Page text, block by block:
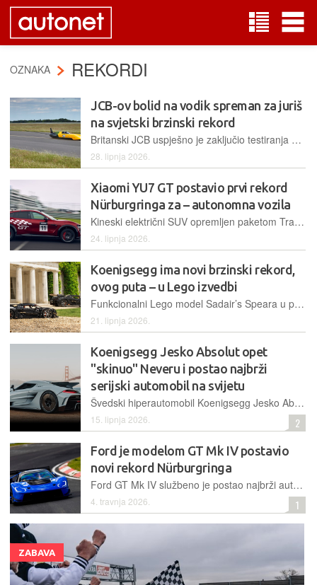
OZNAKA REKORDI
JCB-ov bolid na vodik spreman za juriš
na svjetski brzinski rekord
Britanski JCB uspješno je zaključio testiranja vodikovog bolida Hydromax u Ujedinjenom Kraljevstvu te time osigurao ključne podatke prije pokušaja obaranja rekorda za vozila na tlu
28. lipnja 2026.
Xiaomi YU7 GT postavio prvi rekord
Nürburgringa za – autonomna vozila
Kineski električni SUV opremljen paketom Track Package uspješno je prešao zahtjevni krug od 20,8 kilometara u vremenu od 10:29,483 minuta, ostvarivši prvi službeni krug bez vozača u povijesti
24. lipnja 2026.
Koenigsegg ima novi brzinski rekord,
ovog puta – u Lego izvedbi
Funkcionalni Lego model Sadair’s Speara u prirodnoj veličini postigao je brzinu od 111 km/h na legendarnom usponu u Goodwoodu, čime je najavljeno lansiranje novog kolekcionarskog kompleta
21. lipnja 2026.
Koenigsegg Jesko Absolut opet
"skinuo" Neveru i postao najbrži
serijski automobil na svijetu
Švedski hiperautomobil Koenigsegg Jesko Absolut srušio je svjetske rekorde na četvrt i pola milje te time na tronu zamijenio Rimac Neveru, sve samo uz pomoć novih softverskih nadogradnji
15. lipnja 2026. 2
Ford je modelom GT Mk IV postavio
novi rekord Nürburgringa
Ford GT Mk IV službeno je postao najbrži automobil američkog proizvođača u "Zelenom paklu" i ujedno najbrže vozilo s motorom s unutarnjim izgaranjem u povijesti legendarne njemačke staze
4. travnja 2026. 1
ZABAVA